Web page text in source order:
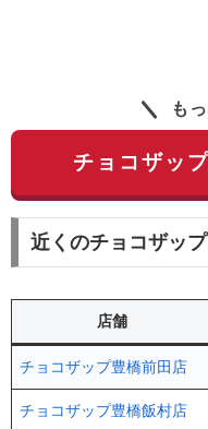
も
チョコザッ
近くのチョコザップ
店舗
チョコザップ豊橋前田店
チョコザップ豊橋飯村店